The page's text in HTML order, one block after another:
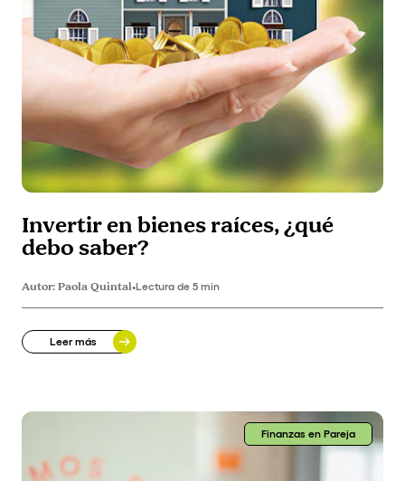
Invertir en bienes raíces, ¿qué
debo saber?
Autor:Paola Quintal•Lectura de 5 min
Leer más
Finanzas en Pareja